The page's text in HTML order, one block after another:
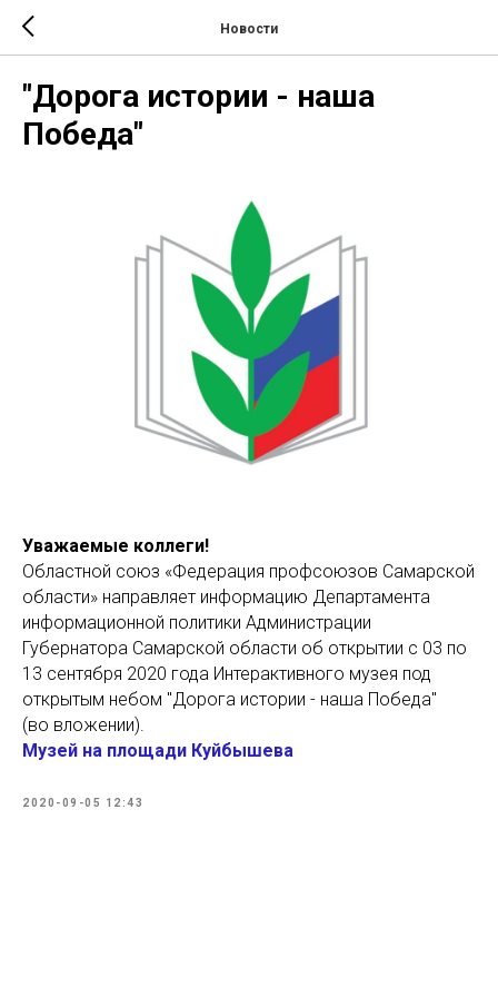
Новости
"Дорога истории - наша
Победа"
Уважаемые коллеги!
Областной союз «Федерация профсоюзов Самарской
области» направляет информацию Департамента
информационной политики Администрации
Губернатора Самарской области об открытии с 03 по
13 сентября 2020 года Интерактивного музея под
открытым небом "Дорога истории - наша Победа"
(во вложении).
Музей на площади Куйбышева
2020-09-05 12:43